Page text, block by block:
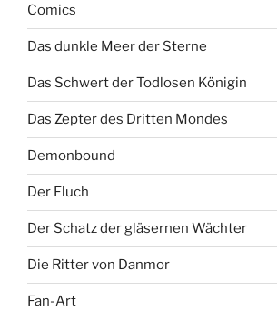
Comics
Das dunkle Meer der Sterne
Das Schwert der Todlosen Königin
Das Zepter des Dritten Mondes
Demonbound
Der Fluch
Der Schatz der gläsernen Wächter
Die Ritter von Danmor
Fan-Art